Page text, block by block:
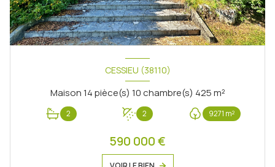
CESSIEU (38110)
Maison 14 pièce(s) 10 chambre(s) 425 m²
2 2 9271 m²
590 000 €